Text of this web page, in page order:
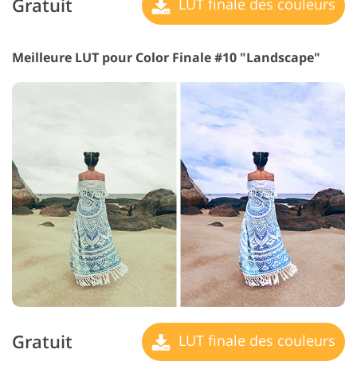
Gratuit
Meilleure LUT pour Color Finale #10 "Landscape"
Gratuit LUT finale des couleurs